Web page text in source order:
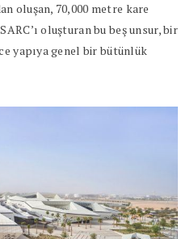
oluşan, 70,000 metre kare
oluşturan bu beş unsur, bir
yapıya genel bir bütünlük